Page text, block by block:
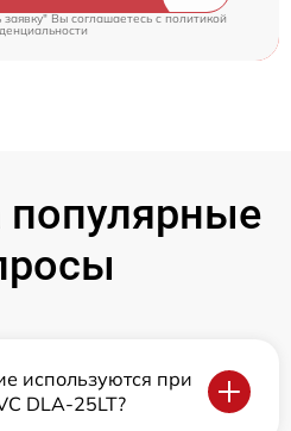
Вы соглашаетесь cполитикой
используются при
DLA-25LT?